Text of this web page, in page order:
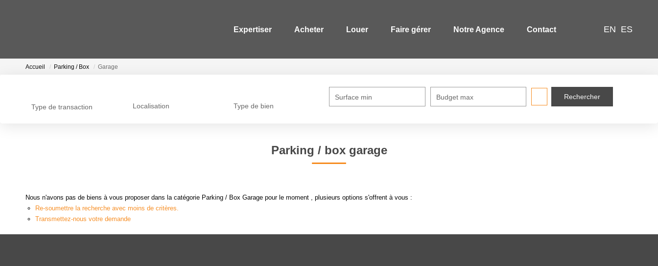
Expertiser Acheter Louer Faire gérer Notre Agence Contact EN ES
Accueil Parking / Box Garage
Type de transaction Localisation Type de bien
Surface min Budget max
Parking / box garage
Nous n'avons pas de biens à vous proposer dans la catégorie Parking / Box Garage pour le moment , plusieurs options s'offrent à vous :
Re-soumettre la recherche avec moins de critères.
Transmettez-nous votre demande